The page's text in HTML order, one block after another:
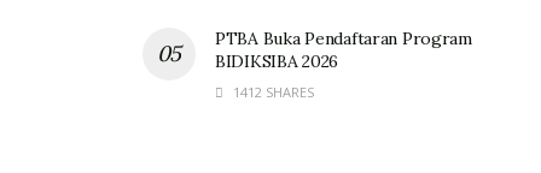
PTBA Buka Pendaftaran Program
BIDIKSIBA 2026
1412 SHARES